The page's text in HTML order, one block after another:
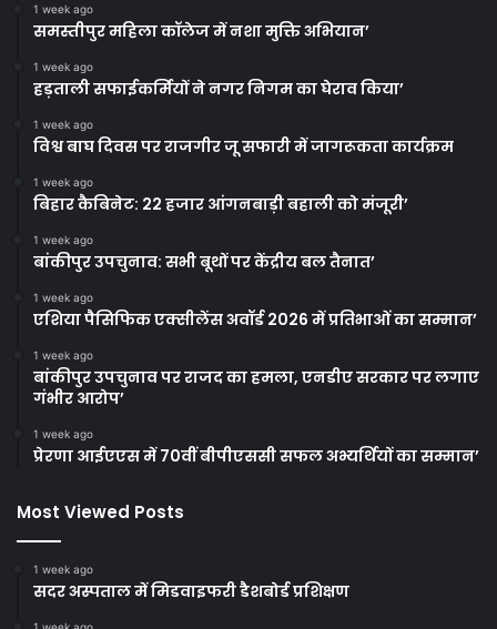
1 week ago
समस्तीपुर महिला कॉलेज में नशा मुक्ति अभियान’
1 week ago
हड़ताली सफाईकर्मियों ने नगर निगम का घेराव किया’
1 week ago
विश्व बाघ दिवस पर राजगीर जू सफारी में जागरूकता कार्यक्रम
1 week ago
बिहार कैबिनेट: 22 हजार आंगनबाड़ी बहाली को मंजूरी’
1 week ago
बांकीपुर उपचुनाव: सभी बूथों पर केंद्रीय बल तैनात’
1 week ago
एशिया पैसिफिक एक्सीलेंस अवॉर्ड 2026 में प्रतिभाओं का सम्मान’
1 week ago
बांकीपुर उपचुनाव पर राजद का हमला, एनडीए सरकार पर लगाए
गंभीर आरोप’
1 week ago
प्रेरणा आईएएस में 70वीं बीपीएससी सफल अभ्यर्थियों का सम्मान’
Most Viewed Posts
1 week ago
सदर अस्पताल में मिडवाइफरी डैशबोर्ड प्रशिक्षण